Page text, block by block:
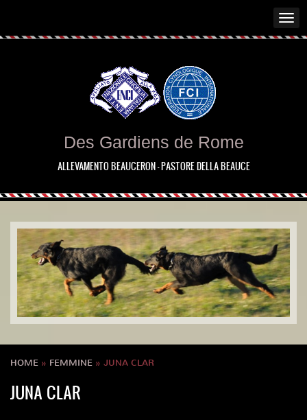
Des Gardiens de Rome
ALLEVAMENTO BEAUCERON - PASTORE DELLA BEAUCE
HOME » FEMMINE » JUNA CLAR
JUNA CLAR